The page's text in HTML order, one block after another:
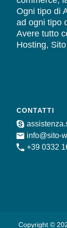
Ogni tipo di
ad ogni tipo
Avere tutto
Hosting,
CONTATTI
info@sito-
+39 0332
Copyright ©